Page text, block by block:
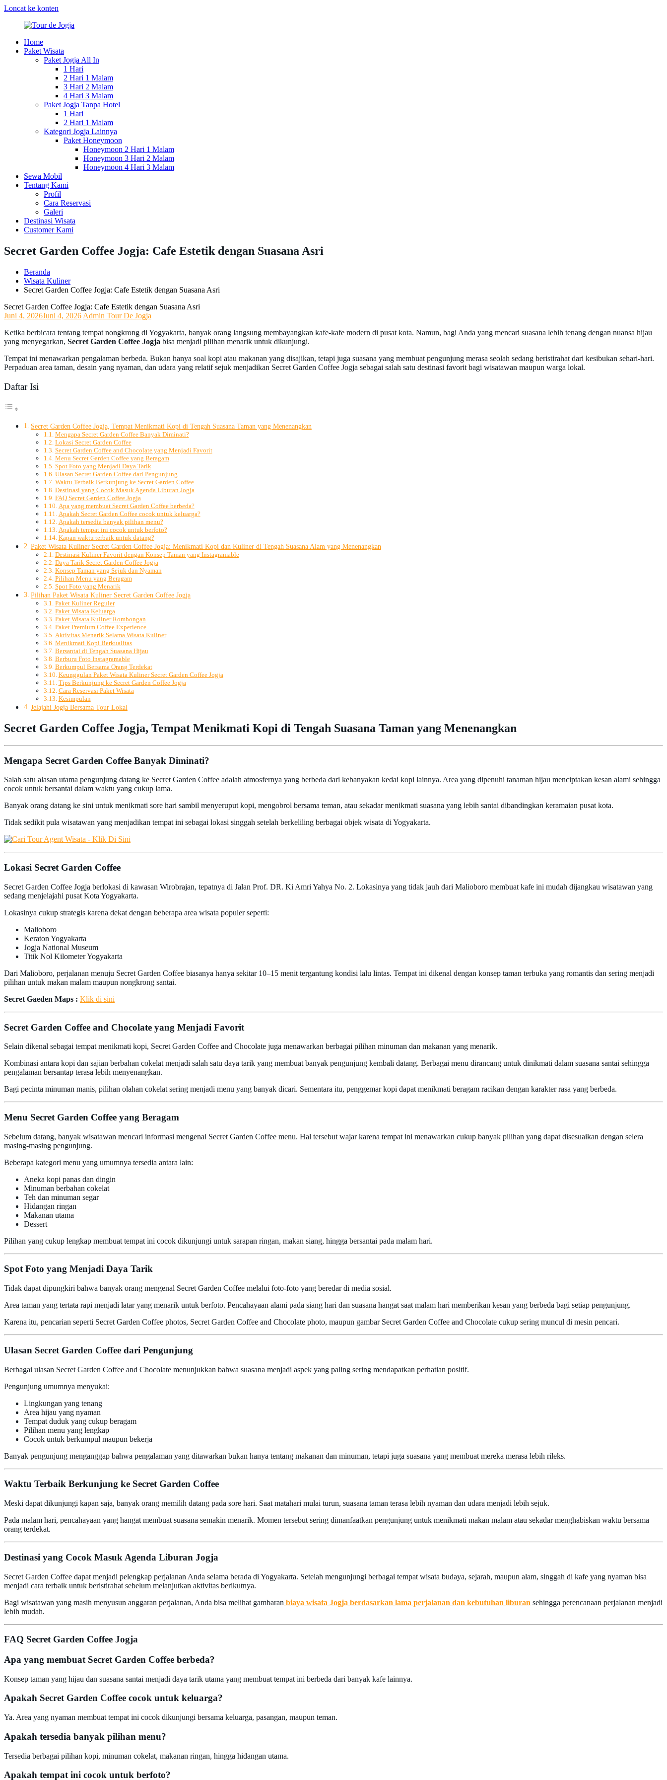
Loncat ke konten
Tour
Paket
Home
Paket Wisata
Paket Jogja All In
1 Hari
2 Hari 1 Malam
3 Hari 2 Malam
4 Hari 3 Malam
Paket Jogja Tanpa Hotel
1 Hari
2 Hari 1 Malam
Kategori Jogja Lainnya
Paket Honeymoon
Honeymoon 2 Hari 1 Malam
Honeymoon 3 Hari 2 Malam
Honeymoon 4 Hari 3 Malam
Sewa Mobil
Tentang Kami
Profil
Cara Reservasi
Galeri
Destinasi Wisata
Customer Kami
Secret Garden Coffee Jogja: Cafe Estetik dengan Suasana Asri
Beranda
Wisata Kuliner
Secret Garden Coffee Jogja: Cafe Estetik dengan Suasana Asri
Secret Garden Coffee Jogja: Cafe Estetik dengan Suasana Asri
Juni 4, 2026Juni 4, 2026 Admin Tour De Jogja
Ketika berbicara tentang tempat nongkrong di Yogyakarta, banyak orang langsung membayangkan kafe-kafe modern di pusat kota. Namun, bagi Anda yang mencari suasana lebih tenang dengan nuansa hijau
yang menyegarkan, Secret Garden Coffee Jogja bisa menjadi pilihan menarik untuk dikunjungi.
Tempat ini menawarkan pengalaman berbeda. Bukan hanya soal kopi atau makanan yang disajikan, tetapi juga suasana yang membuat pengunjung merasa seolah sedang beristirahat dari kesibukan sehari-hari.
Perpaduan area taman, desain yang nyaman, dan udara yang relatif sejuk menjadikan Secret Garden Coffee Jogja sebagai salah satu destinasi favorit bagi wisatawan maupun warga lokal.
Daftar Isi
Secret Garden Coffee Jogja, Tempat Menikmati Kopi di Tengah Suasana Taman yang Menenangkan
Mengapa Secret Garden Coffee Banyak Diminati?
Lokasi Secret Garden Coffee
Secret Garden Coffee and Chocolate yang Menjadi Favorit
Menu Secret Garden Coffee yang Beragam
Spot Foto yang Menjadi Daya Tarik
Ulasan Secret Garden Coffee dari Pengunjung
Waktu Terbaik Berkunjung ke Secret Garden Coffee
Destinasi yang Cocok Masuk Agenda Liburan Jogja
FAQ Secret Garden Coffee Jogja
Apa yang membuat Secret Garden Coffee berbeda?
Apakah Secret Garden Coffee cocok untuk keluarga?
Apakah tersedia banyak pilihan menu?
Apakah tempat ini cocok untuk berfoto?
Kapan waktu terbaik untuk datang?
Paket Wisata Kuliner Secret Garden Coffee Jogja: Menikmati Kopi dan Kuliner di Tengah Suasana Alam yang Menenangkan
Destinasi Kuliner Favorit dengan Konsep Taman yang Instagramable
Daya Tarik Secret Garden Coffee Jogja
Konsep Taman yang Sejuk dan Nyaman
Pilihan Menu yang Beragam
Spot Foto yang Menarik
Pilihan Paket Wisata Kuliner Secret Garden Coffee Jogja
Paket Kuliner Reguler
Paket Wisata Keluarga
Paket Wisata Kuliner Rombongan
Paket Premium Coffee Experience
Aktivitas Menarik Selama Wisata Kuliner
Menikmati Kopi Berkualitas
Bersantai di Tengah Suasana Hijau
Berburu Foto Instagramable
Berkumpul Bersama Orang Terdekat
Keunggulan Paket Wisata Kuliner Secret Garden Coffee Jogja
Tips Berkunjung ke Secret Garden Coffee Jogja
Cara Reservasi Paket Wisata
Kesimpulan
Jelajahi Jogja Bersama Tour Lokal
Secret Garden Coffee Jogja, Tempat Menikmati Kopi di Tengah Suasana Taman yang Menenangkan
Mengapa Secret Garden Coffee Banyak Diminati?
Salah satu alasan utama pengunjung datang ke Secret Garden Coffee adalah atmosfernya yang berbeda dari kebanyakan kedai kopi lainnya. Area yang dipenuhi tanaman hijau menciptakan kesan alami sehingga
cocok untuk bersantai dalam waktu yang cukup lama.
Banyak orang datang ke sini untuk menikmati sore hari sambil menyeruput kopi, mengobrol bersama teman, atau sekadar menikmati suasana yang lebih santai dibandingkan keramaian pusat kota.
Tidak sedikit pula wisatawan yang menjadikan tempat ini sebagai lokasi singgah setelah berkeliling berbagai objek wisata di Yogyakarta.
Lokasi Secret Garden Coffee
Secret Garden Coffee Jogja berlokasi di kawasan Wirobrajan, tepatnya di Jalan Prof. DR. Ki Amri Yahya No. 2. Lokasinya yang tidak jauh dari Malioboro membuat kafe ini mudah dijangkau wisatawan yang
sedang menjelajahi pusat Kota Yogyakarta.
Lokasinya cukup strategis karena dekat dengan beberapa area wisata populer seperti:
Malioboro
Keraton Yogyakarta
Jogja National Museum
Titik Nol Kilometer Yogyakarta
Dari Malioboro, perjalanan menuju Secret Garden Coffee biasanya hanya sekitar 10–15 menit tergantung kondisi lalu lintas. Tempat ini dikenal dengan konsep taman terbuka yang romantis dan sering menjadi
pilihan untuk makan malam maupun nongkrong santai.
Secret Gaeden Maps : Klik di sini
Secret Garden Coffee and Chocolate yang Menjadi Favorit
Selain dikenal sebagai tempat menikmati kopi, Secret Garden Coffee and Chocolate juga menawarkan berbagai pilihan minuman dan makanan yang menarik.
Kombinasi antara kopi dan sajian berbahan cokelat menjadi salah satu daya tarik yang membuat banyak pengunjung kembali datang. Berbagai menu dirancang untuk dinikmati dalam suasana santai sehingga
pengalaman bersantap terasa lebih menyenangkan.
Bagi pecinta minuman manis, pilihan olahan cokelat sering menjadi menu yang banyak dicari. Sementara itu, penggemar kopi dapat menikmati beragam racikan dengan karakter rasa yang berbeda.
Menu Secret Garden Coffee yang Beragam
Sebelum datang, banyak wisatawan mencari informasi mengenai Secret Garden Coffee menu. Hal tersebut wajar karena tempat ini menawarkan cukup banyak pilihan yang dapat disesuaikan dengan selera
masing-masing pengunjung.
Beberapa kategori menu yang umumnya tersedia antara lain:
Aneka kopi panas dan dingin
Minuman berbahan cokelat
Teh dan minuman segar
Hidangan ringan
Makanan utama
Dessert
Pilihan yang cukup lengkap membuat tempat ini cocok dikunjungi untuk sarapan ringan, makan siang, hingga bersantai pada malam hari.
Spot Foto yang Menjadi Daya Tarik
Tidak dapat dipungkiri bahwa banyak orang mengenal Secret Garden Coffee melalui foto-foto yang beredar di media sosial.
Area taman yang tertata rapi menjadi latar yang menarik untuk berfoto. Pencahayaan alami pada siang hari dan suasana hangat saat malam hari memberikan kesan yang berbeda bagi setiap pengunjung.
Karena itu, pencarian seperti Secret Garden Coffee photos, Secret Garden Coffee and Chocolate photo, maupun gambar Secret Garden Coffee and Chocolate cukup sering muncul di mesin pencari.
Ulasan Secret Garden Coffee dari Pengunjung
Berbagai ulasan Secret Garden Coffee and Chocolate menunjukkan bahwa suasana menjadi aspek yang paling sering mendapatkan perhatian positif.
Pengunjung umumnya menyukai:
Lingkungan yang tenang
Area hijau yang nyaman
Tempat duduk yang cukup beragam
Pilihan menu yang lengkap
Cocok untuk berkumpul maupun bekerja
Banyak pengunjung menganggap bahwa pengalaman yang ditawarkan bukan hanya tentang makanan dan minuman, tetapi juga suasana yang membuat mereka merasa lebih rileks.
Waktu Terbaik Berkunjung ke Secret Garden Coffee
Meski dapat dikunjungi kapan saja, banyak orang memilih datang pada sore hari. Saat matahari mulai turun, suasana taman terasa lebih nyaman dan udara menjadi lebih sejuk.
Pada malam hari, pencahayaan yang hangat membuat suasana semakin menarik. Momen tersebut sering dimanfaatkan pengunjung untuk menikmati makan malam atau sekadar menghabiskan waktu bersama
orang terdekat.
Destinasi yang Cocok Masuk Agenda Liburan Jogja
Secret Garden Coffee dapat menjadi pelengkap perjalanan Anda selama berada di Yogyakarta. Setelah mengunjungi berbagai tempat wisata budaya, sejarah, maupun alam, singgah di kafe yang nyaman bisa
menjadi cara terbaik untuk beristirahat sebelum melanjutkan aktivitas berikutnya.
Bagi wisatawan yang masih menyusun anggaran perjalanan, Anda bisa melihat gambaran biaya wisata Jogja berdasarkan lama perjalanan dan kebutuhan liburan sehingga perencanaan perjalanan menjadi
lebih mudah.
FAQ Secret Garden Coffee Jogja
Apa yang membuat Secret Garden Coffee berbeda?
Konsep taman yang hijau dan suasana santai menjadi daya tarik utama yang membuat tempat ini berbeda dari banyak kafe lainnya.
Apakah Secret Garden Coffee cocok untuk keluarga?
Ya. Area yang nyaman membuat tempat ini cocok dikunjungi bersama keluarga, pasangan, maupun teman.
Apakah tersedia banyak pilihan menu?
Tersedia berbagai pilihan kopi, minuman cokelat, makanan ringan, hingga hidangan utama.
Apakah tempat ini cocok untuk berfoto?